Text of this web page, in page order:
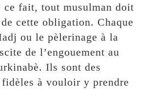
ce fait, tout musulman doit
cette obligation. Chaque
ou le pèlerinage à la
de l’engouement au
Ils sont des
à vouloir y prendre